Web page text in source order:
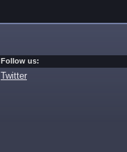
Follow us:
Twitter